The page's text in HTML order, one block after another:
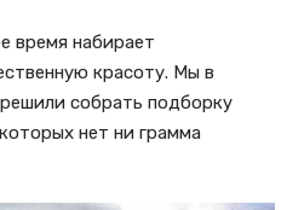
время набирает
красоту. Мы в
собрать подборку
нет ни грамма